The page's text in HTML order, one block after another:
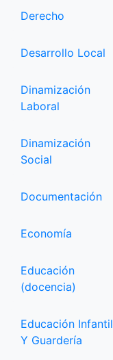
Derecho
Desarrollo Local
Dinamización
Laboral
Dinamización
Social
Documentación
Economía
Educación
(docencia)
Educación Infantil
Y Guardería